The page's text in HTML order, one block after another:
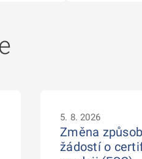
5. 8. 2026
Změna
žádostí o